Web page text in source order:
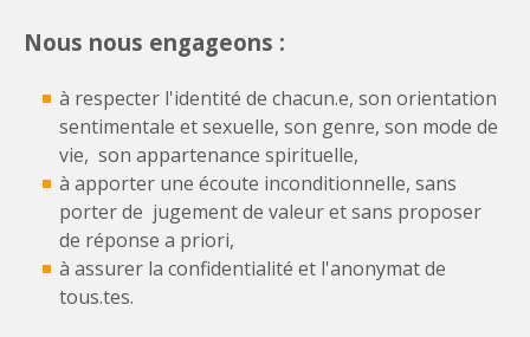
Nous nous engageons :
à respecter l'identité de chacun.e, son orientation
sentimentale et sexuelle, son genre, son mode de
vie, son appartenance spirituelle,
à apporter une écoute inconditionnelle, sans
porter de jugement de valeur et sans proposer
de réponse a priori,
à assurer la confidentialité et l'anonymat de
tous.tes.